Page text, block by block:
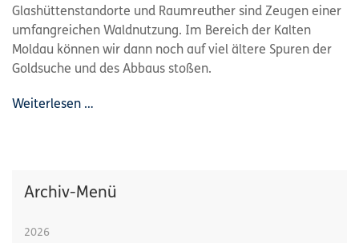
Glashüttenstandorte und Raumreuther sind Zeugen einer
umfangreichen Waldnutzung. Im Bereich der Kalten
Moldau können wir dann noch auf viel ältere Spuren der
Goldsuche und des Abbaus stoßen.
Weiterlesen …
Archiv-Menü
2026